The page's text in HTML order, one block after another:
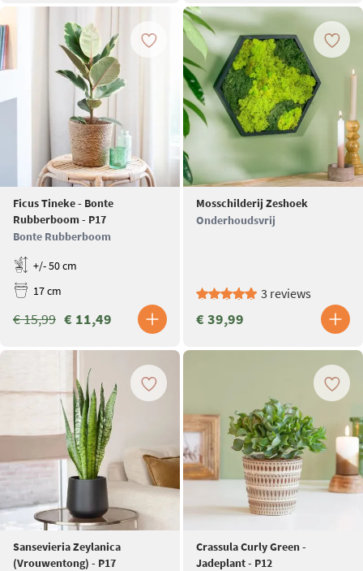
Ficus Tineke - Bonte
Rubberboom - P17
Bonte Rubberboom
+/- 50 cm
17 cm
€ 11,49
€ 15,99
Mosschilderij Zeshoek
Onderhoudsvrij
3 reviews
€ 39,99
Sansevieria Zeylanica
(Vrouwentong) - P17
Crassula Curly Green -
Jadeplant - P12